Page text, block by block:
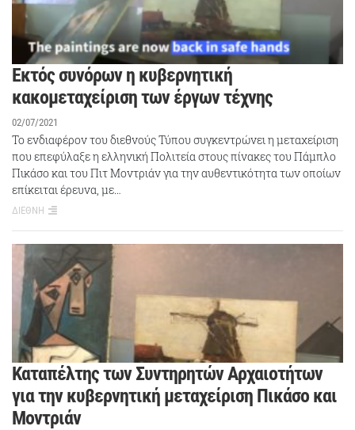
Εκτός συνόρων η κυβερνητική
κακομεταχείριση των έργων τέχνης
02/07/2021
Το ενδιαφέρον του διεθνούς Τύπου συγκεντρώνει η μεταχείριση
που επεφύλαξε η ελληνική Πολιτεία στους πίνακες του Πάμπλο
Πικάσο και του Πιτ Μοντριάν για την αυθεντικότητα των οποίων
επίκειται έρευνα, με…
ΔΙΕΘΝΗ
Καταπέλτης των Συντηρητών Αρχαιοτήτων
για την κυβερνητική μεταχείριση Πικάσο και
Μοντριάν